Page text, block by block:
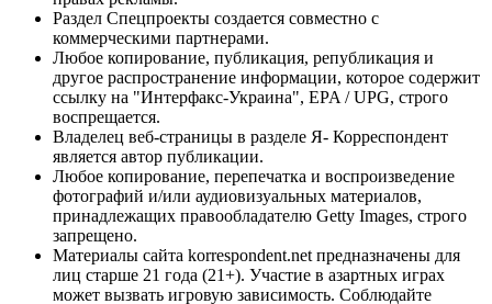
Раздел Спецпроекты создается совместно с
коммерческими партнерами.
Любое копирование, публикация, републикация и
другое распространение информации, которое содержит
ссылку на "Интерфакс-Украина", EPA / UPG, строго
воспрещается.
Владелец веб-страницы в разделе Я- Корреспондент
является автор публикации.
Любое копирование, перепечатка и воспроизведение
фотографий и/или аудиовизуальных материалов,
принадлежащих правообладателю Getty Images, строго
запрещено.
Материалы сайта korrespondent.net предназначены для
лиц старше 21 года (21+). Участие в азартных играх
может вызвать игровую зависимость. Соблюдайте